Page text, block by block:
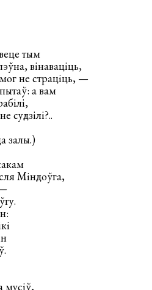
тым
вінаваціць,
не страціць, —
а вам
судзілі?..
залы.)
Міндоўга,